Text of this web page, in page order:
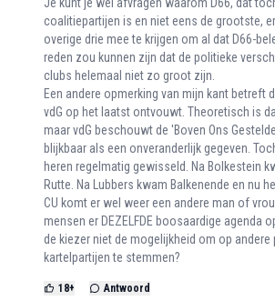
Je kunt je wel afvragen waarom D66, dat
coalitiepartijen is en niet eens de grootste,
overige drie mee te krijgen om al dat D66-
reden zou kunnen zijn dat de politieke
clubs helemaal niet zo groot zijn.
Een andere opmerking van mijn kant betreft
vdG op het laatst ontvouwt. Theoretisch is
maar vdG beschouwt de 'Boven Ons
blijkbaar als een onveranderlijk gegeven.
heren regelmatig gewisseld. Na Bolkestein
Rutte. Na Lubbers kwam Balkenende en nu
CU komt er wel weer een andere man of
mensen er DEZELFDE boosaardige agenda
de kiezer niet de mogelijkheid om op andere
kartelpartijen te stemmen?
18+ Antwoord